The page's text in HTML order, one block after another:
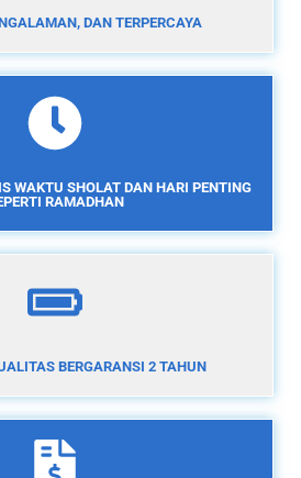
DAN TERPERCAYA
WAKTU SHOLAT DAN HARI PENTING
RAMADHAN
BERGARANSI 2 TAHUN